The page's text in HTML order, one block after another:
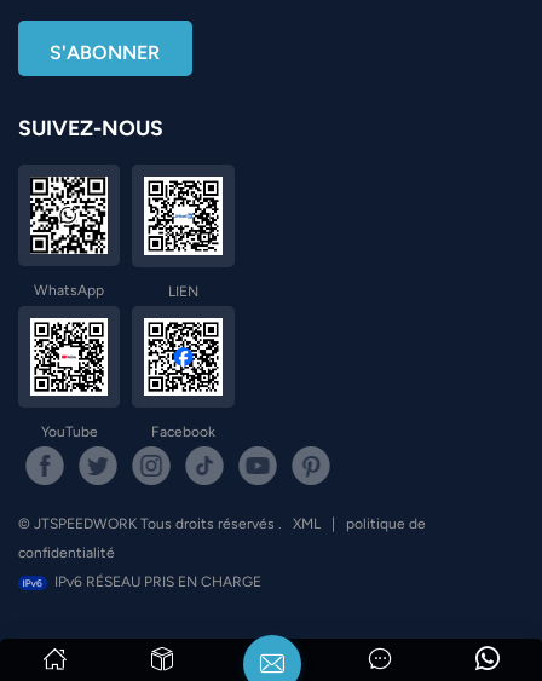
SUIVEZ-NOUS
WhatsApp LIEN
YouTube Facebook
© JTSPEEDWORK Tous droits réservés . XML
politique de
confidentialité
IPv6 RÉSEAU PRIS EN CHARGE